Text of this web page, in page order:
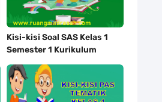
Kisi-kisi Soal SAS Kelas 1
Semester 1 Kurikulum
Merdeka Lengkap